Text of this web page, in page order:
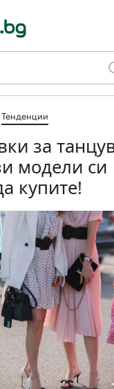
Тенденции
за
модели си
купите!